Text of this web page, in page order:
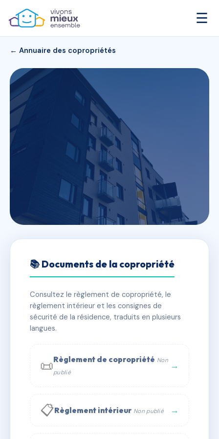
☰
← Annuaire des copropriétés
ROOSEVELT
✓ Immatriculée 🏠 63 lots 🏗 1 bâtiment(s)
📞 Contacter Syndic Digital
📚 Documents de la copropriété
Consultez le règlement de copropriété, le
règlement intérieur et les consignes de
sécurité de la résidence, traduits en plusieurs
langues.
📜Règlement de copropriété Non
publié
→
📋Règlement intérieur Non publié →